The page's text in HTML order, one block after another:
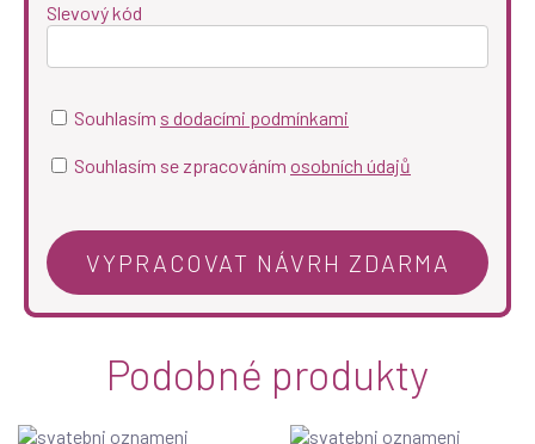
Slevový kód
Souhlasím s dodacími podmínkami
Souhlasím se zpracováním osobních údajů
Podobné produkty